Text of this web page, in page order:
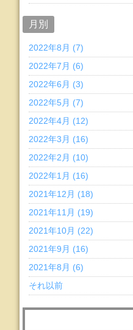
月別
2022年8月 (7)
2022年7月 (6)
2022年6月 (3)
2022年5月 (7)
2022年4月 (12)
2022年3月 (16)
2022年2月 (10)
2022年1月 (16)
2021年12月 (18)
2021年11月 (19)
2021年10月 (22)
2021年9月 (16)
2021年8月 (6)
それ以前